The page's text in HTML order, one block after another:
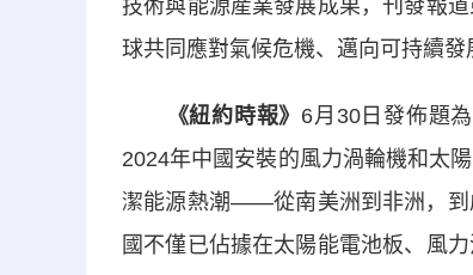
技術與能源産業發展成果，刊發報
球共同應對氣候危機、邁向可持續發
《紐約時報》 6月30日發佈題
2024年中國安裝的風力渦輪機和太
潔能源熱潮——從南美洲到非洲，到
國不僅已佔據在太陽能電池板、風